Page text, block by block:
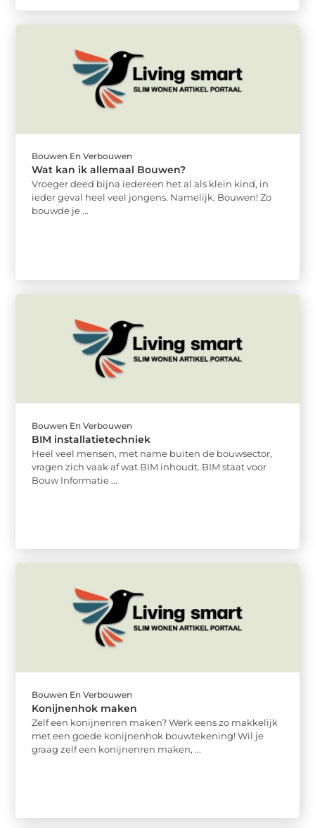
Bouwen En Verbouwen
Wat kan ik allemaal Bouwen?
Vroeger deed bijna iedereen het al als klein kind, in
ieder geval heel veel jongens. Namelijk, Bouwen! Zo
bouwde je ...
Bouwen En Verbouwen
BIM installatietechniek
Heel veel mensen, met name buiten de bouwsector,
vragen zich vaak af wat BIM inhoudt. BIM staat voor
Bouw Informatie ...
Bouwen En Verbouwen
Konijnenhok maken
Zelf een konijnenren maken? Werk eens zo makkelijk
met een goede konijnenhok bouwtekening! Wil je
graag zelf een konijnenren maken, ...